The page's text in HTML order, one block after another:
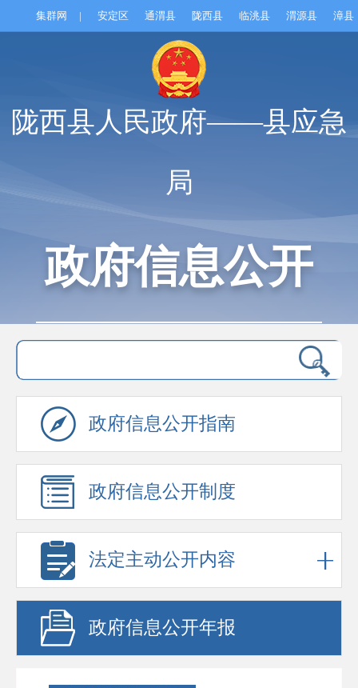
集群网 | 安定区 通渭县 陇西县 临洮县 渭源县 漳县
陇西县人民政府——县应急
局
政府信息公开
政府信息公开指南
政府信息公开制度
法定主动公开内容
政府信息公开年报